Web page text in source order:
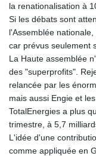
la renationalisation à
Si les débats sont
l'Assemblée
car prévus seulement
La Haute assemblée
des "superprofits".
relancée par les
mais aussi Engie et
TotalEnergies a plus
trimestre, à 5,7
L'idée d'une
comme appliquée en